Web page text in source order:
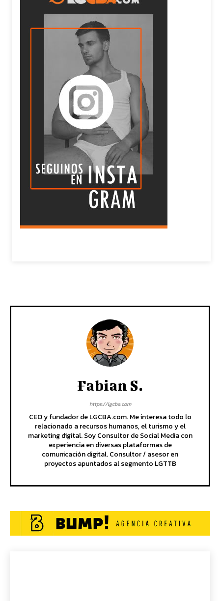
Fabian S.
https://lgcba.com
CEO y fundador de LGCBA.com. Me interesa todo lo
relacionado a recursos humanos, el turismo y el
marketing digital. Soy Consultor de Social Media con
experiencia en diversas plataformas de
comunicación digital. Consultor / asesor en
proyectos apuntados al segmento LGTTB